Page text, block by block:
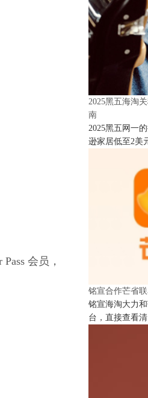
会员，
2025黑五海淘
南
2025黑五网一
逊家居低至2美
铭宣合作芒省
铭宣海淘大力
台，直接查看